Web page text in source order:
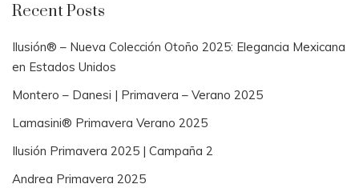
Recent Posts
Ilusión® – Nueva Colección Otoño 2025: Elegancia Mexicana
en Estados Unidos
Montero – Danesi | Primavera – Verano 2025
Lamasini® Primavera Verano 2025
Ilusión Primavera 2025 | Campaña 2
Andrea Primavera 2025